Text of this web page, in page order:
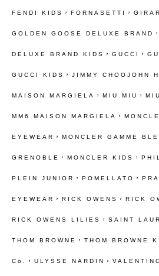
FENDI KIDS，FORNASETTI，
GOLDEN GOOSE DELUXE BRAND
DELUXE BRAND KIDS，GUCCI，
GUCCI KIDS，JIMMY CHOOJOHN
MAISON MARGIELA，MIU MIU，
MM6 MAISON MARGIELA，
EYEWEAR，MONCLER GAMME
GRENOBLE，MONCLER KIDS，
PLEIN JUNIOR，POMELLATO，
EYEWEAR，RICK OWENS，RICK
RICK OWENS LILIES，SAINT
THOM BROWNE，THOM BROWNE
Co.，ULYSSE NARDIN，